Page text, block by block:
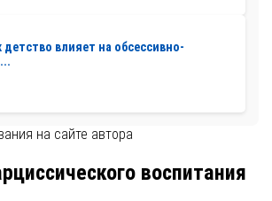
детство влияет на обсессивно-
на сайте автора
воспитания